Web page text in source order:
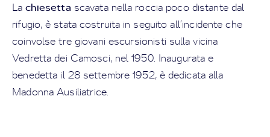
Lachiesetta scavata nella roccia poco distante dal
rifugio, è stata costruita in seguito all’incidente che
coinvolse tre giovani escursionisti sulla vicina
Vedretta dei Camosci, nel 1950. Inaugurata e
benedetta il 28 settembre 1952, è dedicata alla
Madonna Ausiliatrice.